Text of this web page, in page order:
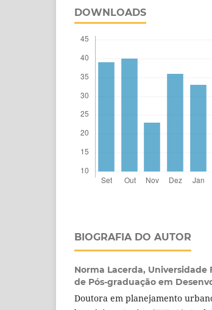
DOWNLOADS
BIOGRAFIA DO AUTOR
Norma Lacerda, Universidade
de Pós-graduação em
Doutora em planejamento